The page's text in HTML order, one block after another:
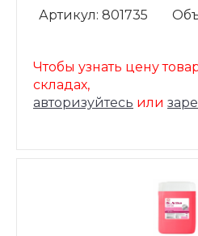
Артикул: 801735
Чтобы узнать цену
складах,
авторизуйтесь или